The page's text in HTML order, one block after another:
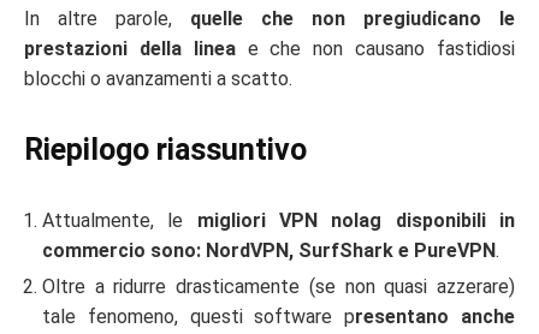
In altre parole, quelle che non pregiudicano le
prestazioni della lineae che non causano fastidiosi
blocchi o avanzamenti a scatto.
Riepilogo riassuntivo
Attualmente, le migliori VPN nolag disponibili in
commercio sono: NordVPN, SurfShark e PureVPN.
Oltre a ridurre drasticamente (se non quasi azzerare)
tale fenomeno, questi software presentano anche